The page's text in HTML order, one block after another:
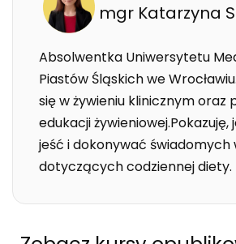
mgr Katarzyna
Absolwentka Uniwersytetu
Piastów Śląskich we
się w żywieniu klinicznym oraz
edukacji żywieniowej.Pokazuję,
jeść i dokonywać
dotyczących codziennej diety.